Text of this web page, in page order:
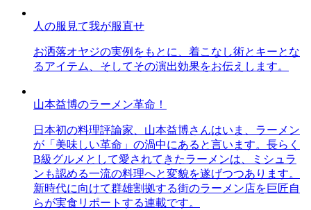
人の服見て我が服直せ
お洒落オヤジの実例をもとに、着こなし術とキーとな
るアイテム、そしてその演出効果をお伝えします。
山本益博のラーメン革命！
日本初の料理評論家、山本益博さんはいま、ラーメン
が「美味しい革命」の渦中にあると言います。長らく
B級グルメとして愛されてきたラーメンは、ミシュラ
ンも認める一流の料理へと変貌を遂げつつあります。
新時代に向けて群雄割拠する街のラーメン店を巨匠自
らが実食リポートする連載です。